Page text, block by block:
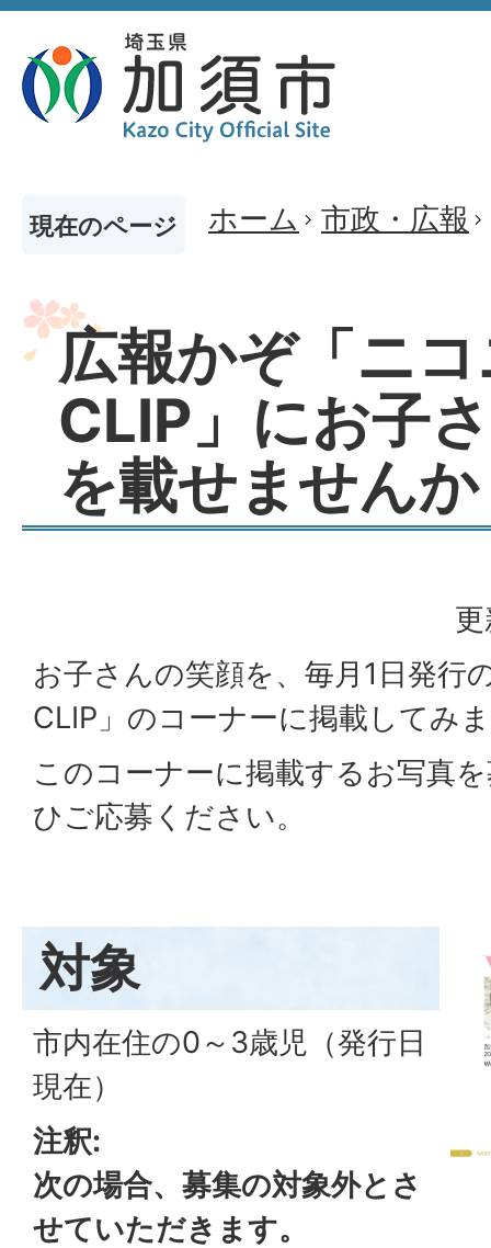
現在のページ ホーム 市政・広報
広報かぞ「ニ
CLIP」にお子
を載せません
お子さんの笑顔を、毎月1日発行
CLIP」のコーナーに掲載してみ
このコーナーに掲載するお写真
ひご応募ください。
対象
市内在住の0～3歳児（発行日
現在）
注釈:
次の場合、募集の対象外とさ
せていただきます。